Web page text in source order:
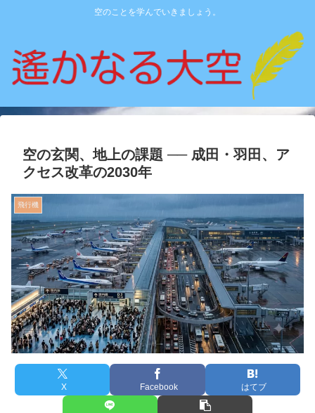
空のことを学んでいきましょう。
空の玄関、地上の課題 ── 成田・羽田、ア
クセス改革の2030年
飛行機
X Facebook はてブ